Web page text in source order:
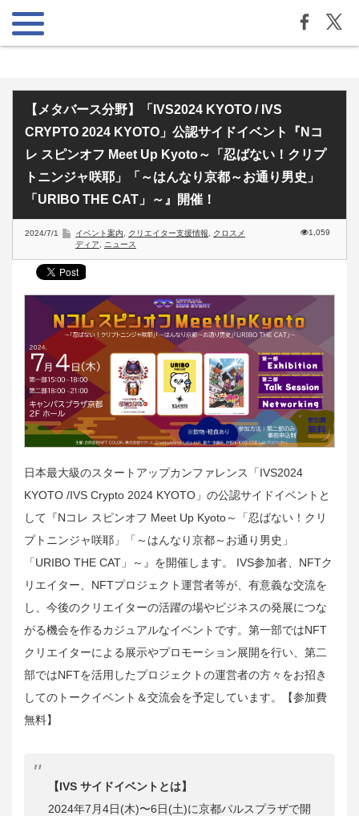
【メタバース分野】「IVS2024 KYOTO / IVS
CRYPTO 2024 KYOTO」公認サイドイベント『Nコ
レ スピンオフ Meet Up Kyoto～「忍ばない！クリプ
トニンジャ咲耶」「～はんなり京都～お通り男史」
「URIBO THE CAT」～』開催！
2024/7/1 イベント案内 クリエイター支援情報
クロスメ
ディア
ニュース
1,059
日本最大級のスタートアップカンファレンス「IVS2024
KYOTO /IVS Crypto 2024 KYOTO」の公認サイドイベントと
して『Nコレ スピンオフ Meet Up Kyoto～「忍ばない！クリ
プトニンジャ咲耶」「～はんなり京都～お通り男史」
「URIBO THE CAT」～』を開催します。 IVS参加者、NFTク
リエイター、NFTプロジェクト運営者等が、有意義な交流を
し、今後のクリエイターの活躍の場やビジネスの発展につな
がる機会を作るカジュアルなイベントです。第一部ではNFT
クリエイターによる展示やプロモーション展開を行い、第二
部ではNFTを活用したプロジェクトの運営者の方々をお招き
してのトークイベント＆交流会を予定しています。【参加費
無料】
【IVS サイドイベントとは】
2024年7月4日(木)〜6日(土)に京都パルスプラザで開